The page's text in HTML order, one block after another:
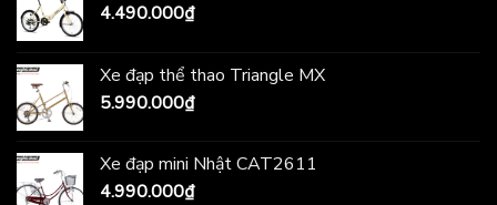
4.490.000₫
Xe đạp thể thao Triangle MX
5.990.000₫
Xe đạp mini Nhật CAT2611
4.990.000₫